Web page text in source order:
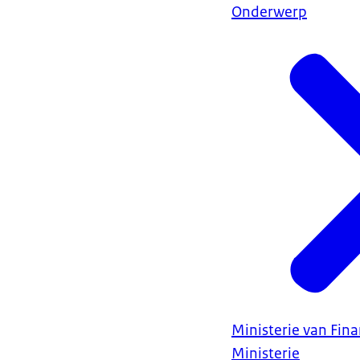
Onderwerp
Ministerie van
Ministerie